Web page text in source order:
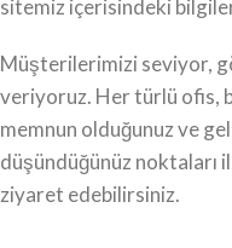
sitemiz içerisindeki
Müşterilerimizi seviyor,
veriyoruz. Her türlü ofis,
memnun olduğunuz ve
düşündüğünüz noktaları
ziyaret edebilirsiniz.